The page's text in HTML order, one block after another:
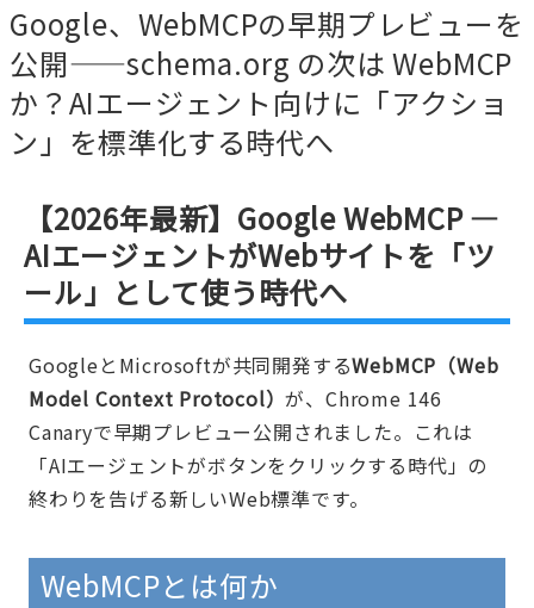
Google、WebMCPの早期プレビューを
公開――schema.org の次は WebMCP
か？AIエージェント向けに「アクショ
ン」を標準化する時代へ
【2026年最新】Google WebMCP —
AIエージェントがWebサイトを「ツ
ール」として使う時代へ
GoogleとMicrosoftが共同開発するWebMCP（Web
Model Context Protocol）が、Chrome 146
Canaryで早期プレビュー公開されました。これは
「AIエージェントがボタンをクリックする時代」の
終わりを告げる新しいWeb標準です。
WebMCPとは何か